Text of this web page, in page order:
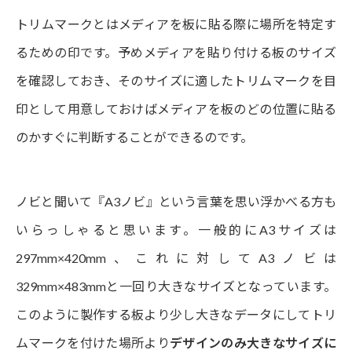
トリムマークとはメディアを板に貼る際に場所を特定す
るための印です。予めメディアを貼り付ける板のサイズ
を確認しておき、そのサイズに適したトリムマークを目
印として用意しておけばメディアを板のどの位置に貼る
のかすぐに判断することができるのです。
ノビと聞いて『A3ノビ』という言葉を思い浮かべる方も
いらっしゃると思います。一般的にA3サイズは
297mm×420mm、これに対してA3ノビは
329mm×483mmと一回り大きなサイズとなっています。
このように製作する板より少し大きなデータにしてトリ
ムマークを付けた場所より デザインのみ大きなサイズに